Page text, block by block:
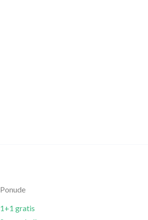
Ponude
1+1 gratis